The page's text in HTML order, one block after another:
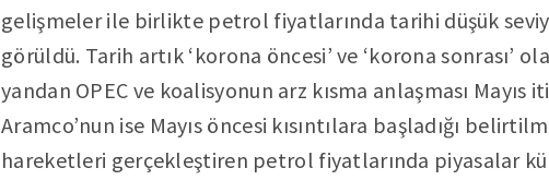
gelişmeler ile birlikte petrol fiyatlarında tarihi düşük
görüldü. Tarih artık ‘korona öncesi’ ve ‘korona sonrası’
yandan OPEC ve koalisyonun arz kısma anlaşması Mayıs
Aramco’nun ise Mayıs öncesi kısıntılara başladığı
hareketleri gerçekleştiren petrol fiyatlarında piyasalar